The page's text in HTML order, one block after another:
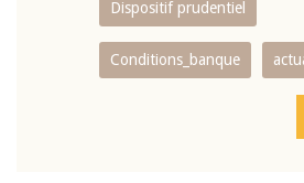
Dispositif prudentiel
Conditions_banque